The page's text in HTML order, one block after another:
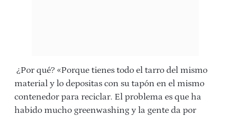
¿Por qué? «Porque tienes todo el tarro del mismo
material y lo depositas con su tapón en el mismo
contenedor para reciclar. El problema es que ha
habido mucho greenwashing y la gente da por